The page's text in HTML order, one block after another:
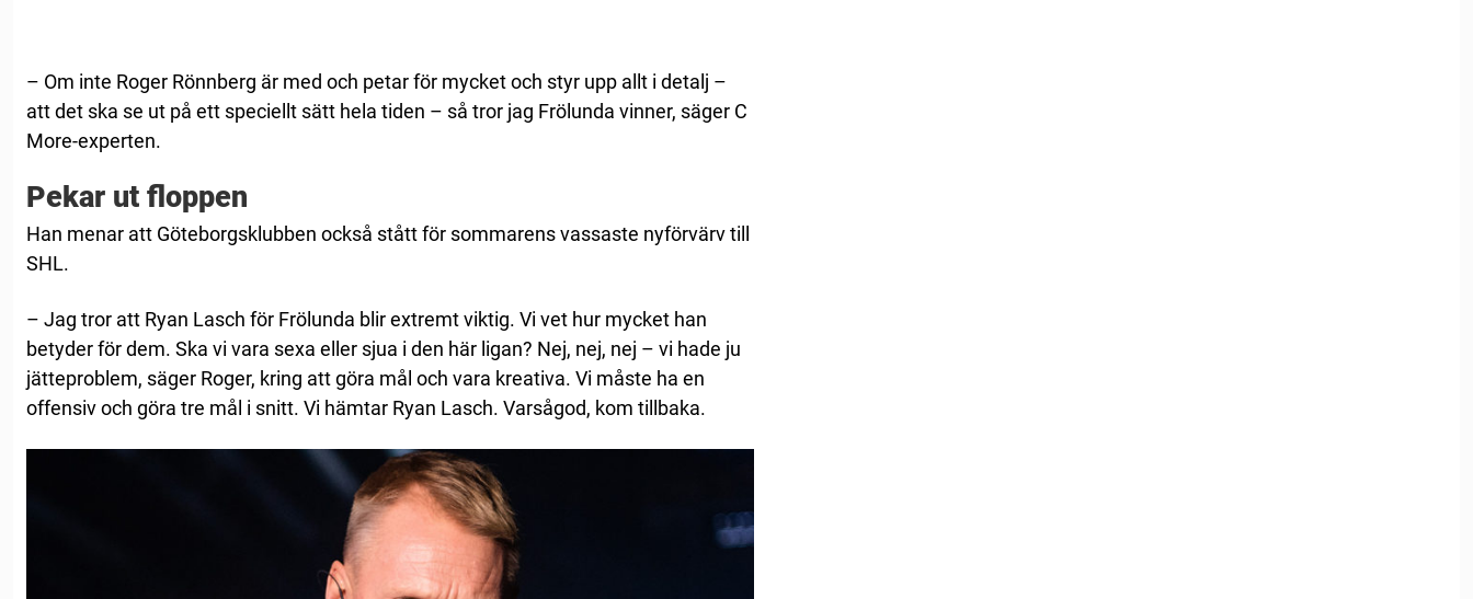
– Om inte Roger Rönnberg är med och petar för mycket och styr upp allt i detalj –
att det ska se ut på ett speciellt sätt hela tiden – så tror jag Frölunda vinner, säger C
More-experten.
Pekar ut floppen
Han menar att Göteborgsklubben också stått för sommarens vassaste nyförvärv till
SHL.
– Jag tror att Ryan Lasch för Frölunda blir extremt viktig. Vi vet hur mycket han
betyder för dem. Ska vi vara sexa eller sjua i den här ligan? Nej, nej, nej – vi hade ju
jätteproblem, säger Roger, kring att göra mål och vara kreativa. Vi måste ha en
offensiv och göra tre mål i snitt. Vi hämtar Ryan Lasch. Varsågod, kom tillbaka.